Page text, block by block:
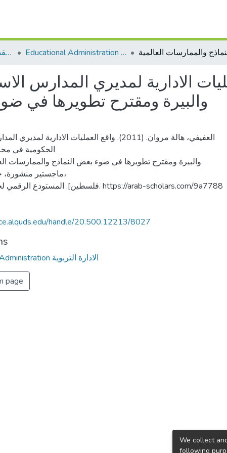
AQU Master Theses الرسائل الجامعية الخاصة بجامعة القدس Educational Administration الادارة التربوية
الادارية لمديري المدارس
والبيرة ومقترح تطويرها في
العفيفي، هالة مروان. (2011). واقع العمليات الادارية
الحكومية في
والبيرة ومقترح تطويرها في ضوء بعض النماذج والممارسات
ماجستير منشورة،
فلسطين]. المستودع الرقمي لجامعة القدس. https://arab-scholars.com/9a7788
handle/20.500.12213/8027
Educational Administration الادارة التربوية
page
We collect
following